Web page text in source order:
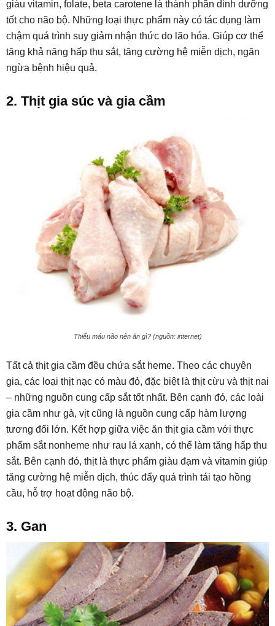
giàu vitamin, folate, beta carotene là thành phần dinh dưỡng
tốt cho não bộ. Những loại thực phẩm này có tác dụng làm
chậm quá trình suy giảm nhận thức do lão hóa. Giúp cơ thể
tăng khả năng hấp thu sắt, tăng cường hệ miễn dịch, ngăn
ngừa bệnh hiệu quả.
2. Thịt gia súc và gia cầm
Thiếu máu não nên ăn gì? (nguồn: internet)
Tất cả thịt gia cầm đều chứa sắt heme. Theo các chuyên
gia, các loại thịt nạc có màu đỏ, đặc biệt là thịt cừu và thịt nai
– những nguồn cung cấp sắt tốt nhất. Bên cạnh đó, các loài
gia cầm như gà, vịt cũng là nguồn cung cấp hàm lượng
tương đối lớn. Kết hợp giữa việc ăn thịt gia cầm với thực
phẩm sắt nonheme như rau lá xanh, có thể làm tăng hấp thu
sắt. Bên cạnh đó, thịt là thực phẩm giàu đạm và vitamin giúp
tăng cường hệ miễn dịch, thúc đẩy quá trình tái tạo hồng
cầu, hỗ trợ hoạt động não bộ.
3. Gan